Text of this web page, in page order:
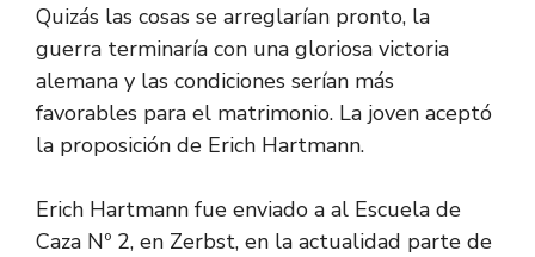
Quizás las cosas se arreglarían pronto, la
guerra terminaría con una gloriosa victoria
alemana y las condiciones serían más
favorables para el matrimonio. La joven aceptó
la proposición de Erich Hartmann.
Erich Hartmann fue enviado a al Escuela de
Caza Nº 2, en Zerbst, en la actualidad parte de